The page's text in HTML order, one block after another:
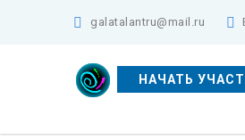
galatalantru@mail.ru
НАЧАТЬ